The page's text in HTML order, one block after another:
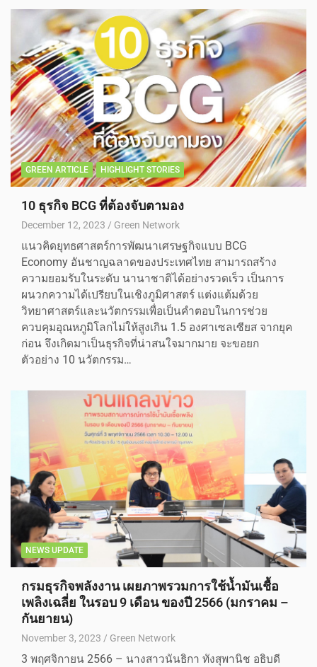
GREEN ARTICLE HIGHLIGHT STORIES
10 ธุรกิจ BCG ที่ต้องจับตามอง
December 12, 2023 Green Network
แนวคิดยุทธศาสตร์การพัฒนาเศรษฐกิจแบบ BCG
Economy อันชาญฉลาดของประเทศไทย สามารถสร้าง
ความยอมรับในระดับ นานาชาติได้อย่างรวดเร็ว เป็นการ
ผนวกความได้เปรียบในเชิงภูมิศาสตร์ แต่งแต้มด้วย
วิทยาศาสตร์และนวัตกรรมเพื่อเป็นคำตอบในการช่วย
ควบคุมอุณหภูมิโลกไม่ให้สูงเกิน 1.5 องศาเซลเซียส จากยุค
ก่อน จึงเกิดมาเป็นธุรกิจที่น่าสนใจมากมาย จะขอยก
ตัวอย่าง 10 นวัตกรรม…
NEWS UPDATE
กรมธุรกิจพลังงาน เผยภาพรวมการใช้น้ำมันเชื้อ
เพลิงเฉลี่ย ในรอบ 9 เดือน ของปี 2566 (มกราคม –
กันยายน)
November 3, 2023 Green Network
3 พฤศจิกายน 2566 – นางสาวนันธิกา ทังสุพานิช อธิบดี